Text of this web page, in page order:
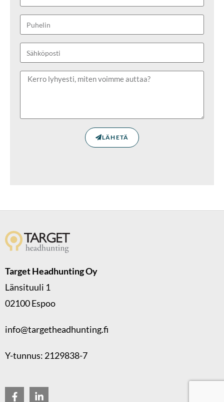
LÄHETÄ
Target Headhunting Oy
Länsituuli 1
02100 Espoo
info@targetheadhunting.fi
Y-tunnus: 2129838-7